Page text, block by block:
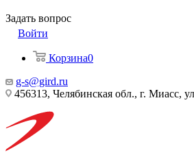
Задать вопрос
Войти
Корзина0
g-s@gird.ru
456313, Челябинская обл., г. Миасс,